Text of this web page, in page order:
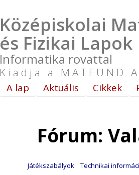
Középiskolai
és Fizikai Lapok
Informatika rovattal
Kiadja a MATFUND
A lap Aktuális Cikkek
Fórum:
Játékszabályok Technikai